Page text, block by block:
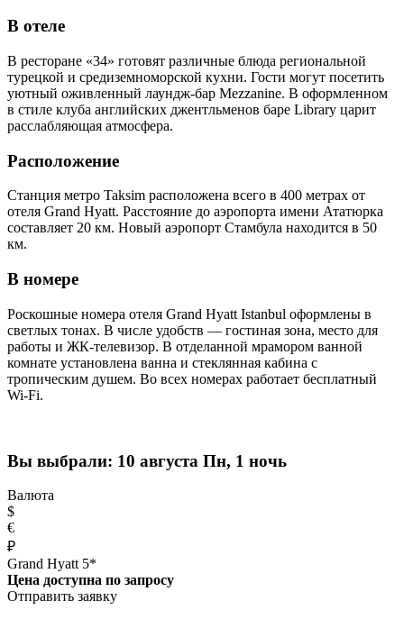
В отеле
В ресторане «34» готовят различные блюда региональной
турецкой и средиземноморской кухни. Гости могут посетить
уютный оживленный лаундж-бар Mezzanine. В оформленном
в стиле клуба английских джентльменов баре Library царит
расслабляющая атмосфера.
Расположение
Станция метро Taksim расположена всего в 400 метрах от
отеля Grand Hyatt. Расстояние до аэропорта имени Ататюрка
составляет 20 км. Новый аэропорт Стамбула находится в 50
км.
В номере
Роскошные номера отеля Grand Hyatt Istanbul оформлены в
светлых тонах. В числе удобств — гостиная зона, место для
работы и ЖК-телевизор. В отделанной мрамором ванной
комнате установлена ванна и стеклянная кабина с
тропическим душем. Во всех номерах работает бесплатный
Wi-Fi.
Вы выбрали: 10 августа Пн, 1 ночь
Валюта
$
€
₽
Grand Hyatt 5*
Цена доступна по запросу
Отправить заявку